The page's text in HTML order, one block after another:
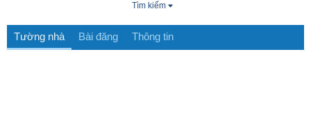
Tìm kiếm
Tường nhà Bài đăng Thông tin